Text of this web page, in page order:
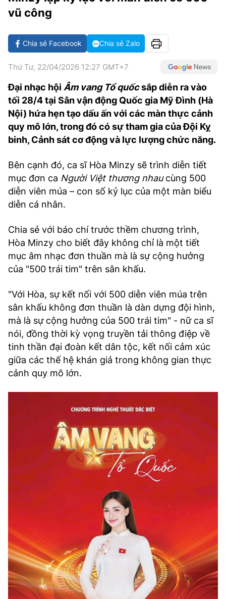
GOLF
CÁC CÚP CHÂU ÂU
GIẢI TRÍ
CÔNG NGHIỆP VĂN HÓA
X-QUANG TIN ĐỒN
VIẾT LẠI ƯỚC MƠ
PHIM
ÂM NHẠC
KBIZ
DU LỊCH
TIN TỨC
ĐIỂM ĐẾN
ẢNH
ẨM THỰC
TƯ VẤN
THẾ GIỚI SAO
HIGHTECH
TIÊU ĐIỂM - SPOTLIGHT
BẠN CẦN BIẾT
E-MAGAZINE
ẢNH
TRA CỨU PHƯỜNG XÃ
CỐNG HIẾN
TIỆN ÍCH
LIÊN HỆ QUẢNG CÁO
Hotline: 0981.119.189
Điện thoại: 024.38254756
vũ công
Chia sẻ Facebook Chia sẻ Zalo
Thứ Tư, 22/04/2026 12:27 GMT+7
Đại nhạc hội Âm vang Tổ quốcsắp diễn ra vào
tối 28/4 tại Sân vận động Quốc gia Mỹ Đình (Hà
Nội) hứa hẹn tạo dấu ấn với các màn thực cảnh
quy mô lớn, trong đó có sự tham gia của Đội Kỵ
binh, Cảnh sát cơ động và lực lượng chức năng.
Bên cạnh đó, ca sĩ Hòa Minzy sẽ trình diễn tiết
mục đơn ca Người Việt thương nhaucùng 500
diễn viên múa – con số kỷ lục của một màn biểu
diễn cá nhân.
Chia sẻ với báo chí trước thềm chương trình,
Hòa Minzy cho biết đây không chỉ là một tiết
mục âm nhạc đơn thuần mà là sự cộng hưởng
của "500 trái tim" trên sân khấu.
"Với Hòa, sự kết nối với 500 diễn viên múa trên
sân khấu không đơn thuần là dàn dựng đội hình,
mà là sự cộng hưởng của 500 trái tim" - nữ ca sĩ
nói, đồng thời kỳ vọng truyền tải thông điệp về
tinh thần đại đoàn kết dân tộc, kết nối cảm xúc
giữa các thế hệ khán giả trong không gian thực
cảnh quy mô lớn.